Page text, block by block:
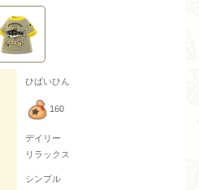
ひばいひん
160
デイリー
リラックス
シンプル